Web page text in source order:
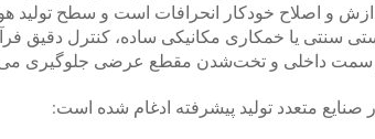
و اصلاح خودکار انحرافات است و سطح تولید
سنتی یا خمکاری مکانیکی ساده، کنترل دقیق
در سمت داخلی و تخت‌شدن مقطع عرضی جلوگیری